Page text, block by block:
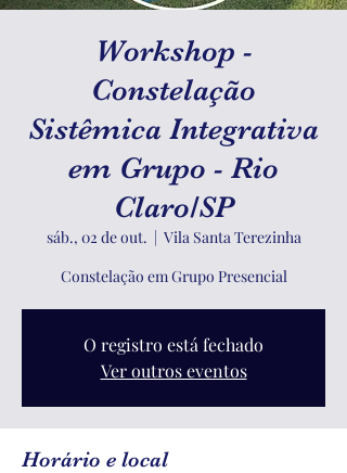
Workshop -
Constelação
Sistêmica Integrativa
em Grupo - Rio
Claro/SP
sáb., 02 de out.
  |
Vila Santa Terezinha
Constelação em Grupo Presencial
O registro está fechado
Ver outros eventos
Horário e local